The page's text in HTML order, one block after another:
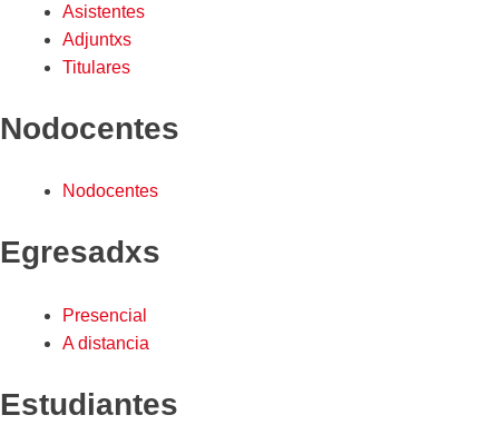
Asistentes
Adjuntxs
Titulares
Nodocentes
Nodocentes
Egresadxs
Presencial
A distancia
Estudiantes